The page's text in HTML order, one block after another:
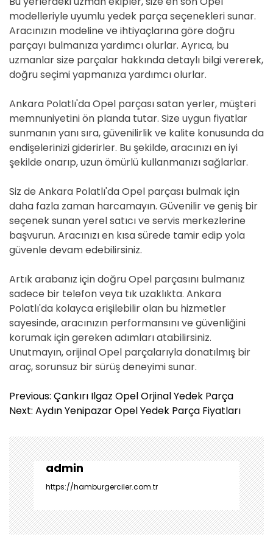
modelleriyle uyumlu yedek parça seçenekleri sunar.
Aracınızın modeline ve ihtiyaçlarına göre doğru
parçayı bulmanıza yardımcı olurlar. Ayrıca, bu
uzmanlar size parçalar hakkında detaylı bilgi vererek,
doğru seçimi yapmanıza yardımcı olurlar.
Ankara Polatlı'da Opel parçası satan yerler, müşteri
memnuniyetini ön planda tutar. Size uygun fiyatlar
sunmanın yanı sıra, güvenilirlik ve kalite konusunda da
endişelerinizi giderirler. Bu şekilde, aracınızı en iyi
şekilde onarıp, uzun ömürlü kullanmanızı sağlarlar.
Siz de Ankara Polatlı'da Opel parçası bulmak için
daha fazla zaman harcamayın. Güvenilir ve geniş bir
seçenek sunan yerel satıcı ve servis merkezlerine
başvurun. Aracınızı en kısa sürede tamir edip yola
güvenle devam edebilirsiniz.
Artık arabanız için doğru Opel parçasını bulmanız
sadece bir telefon veya tık uzaklıkta. Ankara
Polatlı'da kolayca erişilebilir olan bu hizmetler
sayesinde, aracınızın performansını ve güvenliğini
korumak için gereken adımları atabilirsiniz.
Unutmayın, orijinal Opel parçalarıyla donatılmış bir
araç, sorunsuz bir sürüş deneyimi sunar.
Y
a
ı
g
e
z
i
n
m
Previous: Çankırı Ilgaz Opel Orjinal Yedek Parça
Next: Aydın Yenipazar Opel Yedek Parça Fiyatları
admin
https://hamburgerciler.com.tr